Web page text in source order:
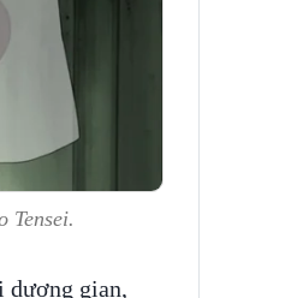
Tensei.
dương gian,